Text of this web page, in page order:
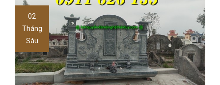
02
Tháng
Sáu